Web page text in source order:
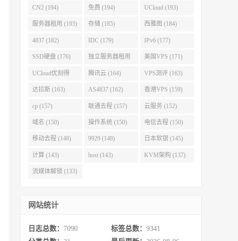
CN2 (194) 免费 (194) UCloud (193)
服务器租用 (193) 存储 (185) 西雅图 (184)
4837 (182) IDC (179) IPv6 (177)
SSD硬盘 (176) 独立服务器租用
(175)
美国VPS (171)
UCloud优刻得
(168)
腾讯云 (164) VPS测评 (163)
达拉斯 (163) AS4837 (162) 香港VPS (159)
cp (157) 联通去程 (157) 云服务 (152)
域名 (150) 操作系统 (150) 电信去程 (150)
移动去程 (148) 9929 (148) 日本软银 (145)
计算 (143) host (143) KVM架构 (137)
流媒体解锁 (133)
网站统计
日志总数： 7090 标签总数： 9341